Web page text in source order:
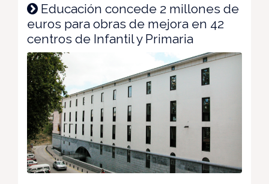
Educación concede 2 millones de
euros para obras de mejora en 42
centros de Infantil y Primaria